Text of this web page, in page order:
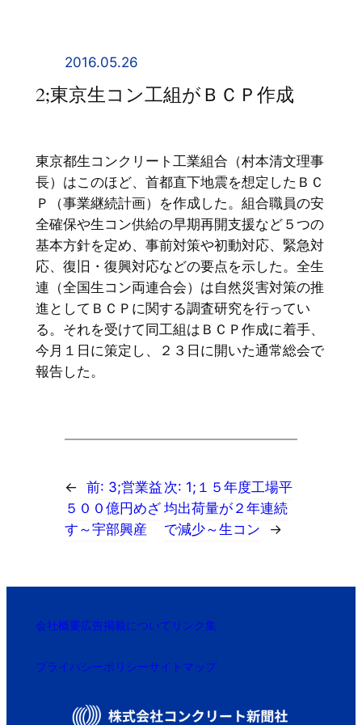
2016.05.26
2;東京生コン工組がＢＣＰ作成
東京都生コンクリート工業組合（村本清文理事
長）はこのほど、首都直下地震を想定したＢＣ
Ｐ（事業継続計画）を作成した。組合職員の安
全確保や生コン供給の早期再開支援など５つの
基本方針を定め、事前対策や初動対応、緊急対
応、復旧・復興対応などの要点を示した。全生
連（全国生コン両連合会）は自然災害対策の推
進としてＢＣＰに関する調査研究を行ってい
る。それを受けて同工組はＢＣＰ作成に着手、
今月１日に策定し、２３日に開いた通常総会で
報告した。
← 前: 3;営業益
５００億円めざ
す～宇部興産
次: 1;１５年度工場平
均出荷量が２年連続
で減少～生コン
→
会社概要広告掲載について リンク集
プライバシーポリシーサイトマップ